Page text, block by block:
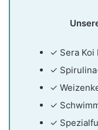
✓ Sera Koi
✓
✓
✓
✓